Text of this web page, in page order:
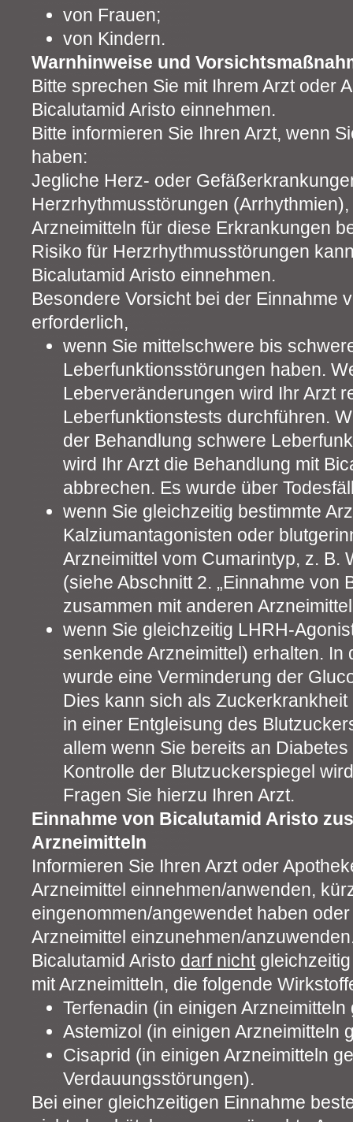
von Frauen;
von Kindern.
Warnhinweise und
Bitte sprechen Sie mit Ihrem Arzt oder
Bicalutamid Aristo einnehmen.
Bitte informieren Sie Ihren Arzt, wenn
haben:
Jegliche Herz- oder
Herzrhythmusstörungen
Arzneimitteln für diese Erkrankungen
Risiko für Herzrhythmusstörungen
Bicalutamid Aristo einnehmen.
Besondere Vorsicht bei der Einnahme
erforderlich,
wenn Sie mittelschwere bis
Leberfunktionsstörungen haben.
Leberveränderungen wird Ihr Arzt
Leberfunktionstests durchführen.
der Behandlung schwere
wird Ihr Arzt die Behandlung mit
abbrechen. Es wurde über
wenn Sie gleichzeitig bestimmte
Kalziumantagonisten oder
Arzneimittel vom Cumarintyp, z. B.
(siehe Abschnitt 2. „Einnahme von
zusammen mit anderen
wenn Sie gleichzeitig LHRH-
senkende Arzneimittel) erhalten. In
wurde eine Verminderung der
Dies kann sich als
in einer Entgleisung des
allem wenn Sie bereits an
Kontrolle der Blutzuckerspiegel
Fragen Sie hierzu Ihren Arzt.
Einnahme von Bicalutamid Aristo
Arzneimitteln
Informieren Sie Ihren Arzt oder
Arzneimittel einnehmen/anwenden,
eingenommen/angewendet haben
Arzneimittel einzunehmen/
Bicalutamid Aristo darf nichtgleichzeitig
mit Arzneimitteln, die folgende
Terfenadin (in einigen
Astemizol (in einigen Arzneimitteln
Cisaprid (in einigen Arzneimitteln
Verdauungsstörungen).
Bei einer gleichzeitigen Einnahme